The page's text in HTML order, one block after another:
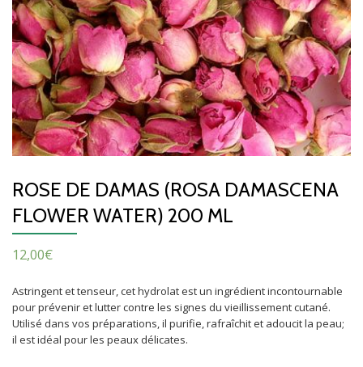
ROSE DE DAMAS (ROSA DAMASCENA
FLOWER WATER) 200 ML
12,00€
Astringent et tenseur, cet hydrolat est un ingrédient incontournable
pour prévenir et lutter contre les signes du vieillissement cutané.
Utilisé dans vos préparations, il purifie, rafraîchit et adoucit la peau;
il est idéal pour les peaux délicates.